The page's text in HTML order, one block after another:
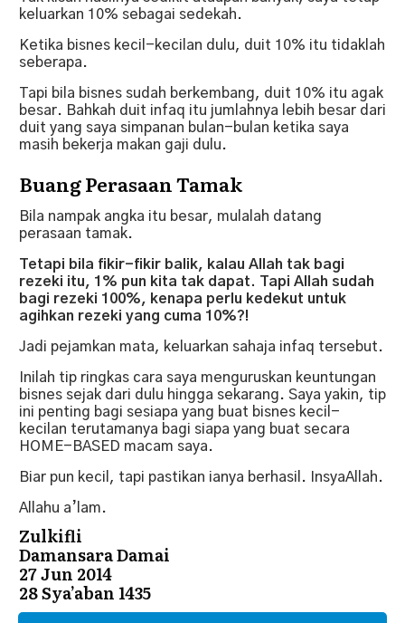
keluarkan 10% sebagai sedekah.
Ketika bisnes kecil-kecilan dulu, duit 10% itu tidaklah
seberapa.
Tapi bila bisnes sudah berkembang, duit 10% itu agak
besar. Bahkah duit infaq itu jumlahnya lebih besar dari
duit yang saya simpanan bulan-bulan ketika saya
masih bekerja makan gaji dulu.
Buang Perasaan Tamak
Bila nampak angka itu besar, mulalah datang
perasaan tamak.
Tetapi bila fikir-fikir balik, kalau Allah tak bagi
rezeki itu, 1% pun kita tak dapat. Tapi Allah sudah
bagi rezeki 100%, kenapa perlu kedekut untuk
agihkan rezeki yang cuma 10%?!
Jadi pejamkan mata, keluarkan sahaja infaq tersebut.
Inilah tip ringkas cara saya menguruskan keuntungan
bisnes sejak dari dulu hingga sekarang. Saya yakin, tip
ini penting bagi sesiapa yang buat bisnes kecil-
kecilan terutamanya bagi siapa yang buat secara
HOME-BASED macam saya.
Biar pun kecil, tapi pastikan ianya berhasil. InsyaAllah.
Allahu a’lam.
Zulkifli
Damansara Damai
27 Jun 2014
28 Sya’aban 1435